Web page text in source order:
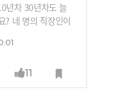
년차 30년차도 늘
? 네 명의 직장인이
11